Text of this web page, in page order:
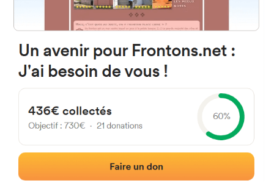
BUSCAR UN FRONTÓN
AÑADIR UN FRONTÓN
20160 Gipuzkoa Espagne
Kalea Herriko Plaza 2 España
Fotos Comentarios y reseñas